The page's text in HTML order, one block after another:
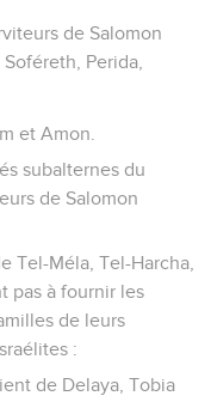
de Salomon
Perida,
et Amon.
subalternes du
de Salomon
Tel-Méla, Tel-Harcha,
pas à fournir les
de leurs
:
de Delaya, Tobia